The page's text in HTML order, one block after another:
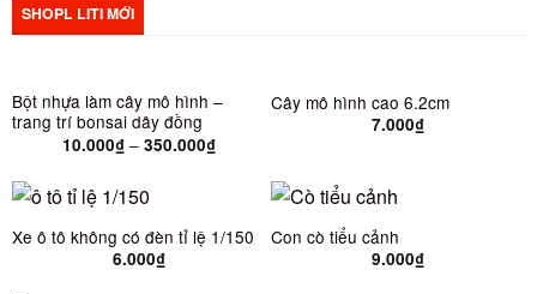
SHOPL LITI MỚI
Bột nhựa làm cây mô hình –
trang trí bonsai dây đồng
10.000₫– 350.000₫
Cây mô hình cao 6.2cm
7.000₫
Xe ô tô không có đèn tỉ lệ 1/150
6.000₫
Con cò tiểu cảnh
9.000₫